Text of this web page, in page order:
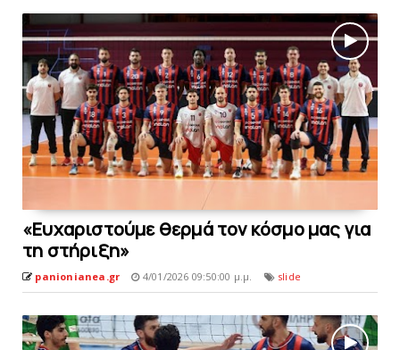
«Eυχαριστούμε θερμά τον κόσμο μας για
τη στήριξη»
panionianea.gr 4/01/2026 09:50:00 μ.μ. slide